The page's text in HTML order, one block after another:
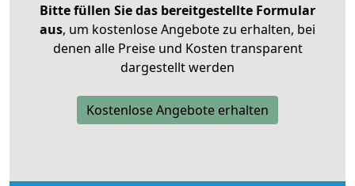
Bitte füllen Sie das bereitgestellte Formular
aus, um kostenlose Angebote zu erhalten, bei
denen alle Preise und Kosten transparent
dargestellt werden
Kostenlose Angebote erhalten